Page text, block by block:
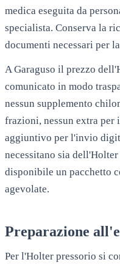
medica eseguita da
specialista. Conserva la
documenti necessari per
AGaraguso il prezzo
comunicato in modo
nessun supplemento
frazioni, nessun extra per
aggiuntivo per l'invio
necessitano sia
disponibile un pacchetto
agevolate.
Preparazione
Per l'Holter pressorio si